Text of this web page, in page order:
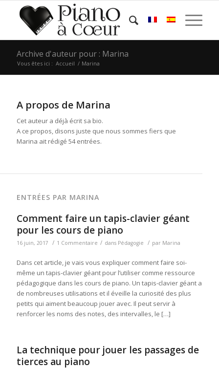
Archive d'auteur pour : Marina
Vous êtes ici : Accueil / Marina
A propos de Marina
Cet auteur a déjà écrit sa bio.
A ce propos, disons juste que nous sommes fiers que
Marina ait rédigé 54 entrées.
ENTRÉES PAR MARINA
Comment faire un tapis-clavier géant
pour les cours de piano
16 juin, 2017 / 1 Commentaire / dans Pédagogie / par Marina
Dans cet article, je vais vous expliquer comment faire soi-
même un tapis-clavier géant pour l’utiliser comme ressource
pédagogique dans les cours de piano. Un tapis-clavier géant a
de nombreuses utilisations et il éveille la curiosité des plus
petits qui aiment beaucoup jouer avec. Il peut servir à
renforcer les noms des notes, des intervalles, le […]
La technique pour jouer les passages de
tierces au piano